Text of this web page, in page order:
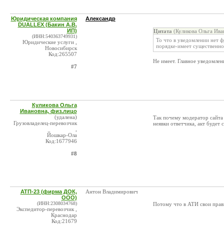
Юридическая компания
DUALLEX (Бакин А.В.
ИП)
(ИНН:540363749931)
Юридические услуги ,
Новосибирск
Код:265507
#7
Александр
Цитата (Куликова Ольга
То что в уведомлении нет
порядке-имеет
Не имеет. Главное
Куликова Ольга
Ивановна, физ.лицо
(удалена)
Грузовладелец-перевозчик
Йошкар-Ола
Код:1677946
#8
Так почему модератор
неявки ответчика, акт будет
АТП-23 (фирма ДОК,
ООО)
(ИНН:2308034768)
Экспедитор-перевозчик ,
Краснодар
Код:21679
Антон Владимирович
Потому что в АТИ свои